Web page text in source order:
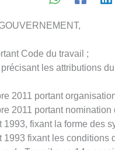
Code du travail ;
les attributions
2011 portant
2011 portant
fixant la forme des
1993 fixant les